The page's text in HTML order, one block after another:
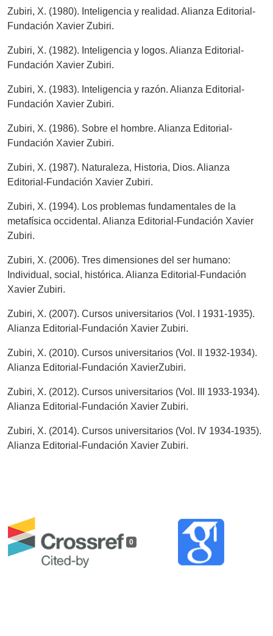
0
Zubiri, X. (1980). Inteligencia y realidad. Alianza Editorial-
Fundación Xavier Zubiri.
Zubiri, X. (1982). Inteligencia y logos. Alianza Editorial-
Fundación Xavier Zubiri.
Zubiri, X. (1983). Inteligencia y razón. Alianza Editorial-
Fundación Xavier Zubiri.
Zubiri, X. (1986). Sobre el hombre. Alianza Editorial-
Fundación Xavier Zubiri.
Zubiri, X. (1987). Naturaleza, Historia, Dios. Alianza
Editorial-Fundación Xavier Zubiri.
Zubiri, X. (1994). Los problemas fundamentales de la
metafísica occidental. Alianza Editorial-Fundación Xavier
Zubiri.
Zubiri, X. (2006). Tres dimensiones del ser humano:
Individual, social, histórica. Alianza Editorial-Fundación
Xavier Zubiri.
Zubiri, X. (2007). Cursos universitarios (Vol. I 1931-1935).
Alianza Editorial-Fundación Xavier Zubiri.
Zubiri, X. (2010). Cursos universitarios (Vol. II 1932-1934).
Alianza Editorial-Fundación XavierZubiri.
Zubiri, X. (2012). Cursos universitarios (Vol. III 1933-1934).
Alianza Editorial-Fundación Xavier Zubiri.
Zubiri, X. (2014). Cursos universitarios (Vol. IV 1934-1935).
Alianza Editorial-Fundación Xavier Zubiri.